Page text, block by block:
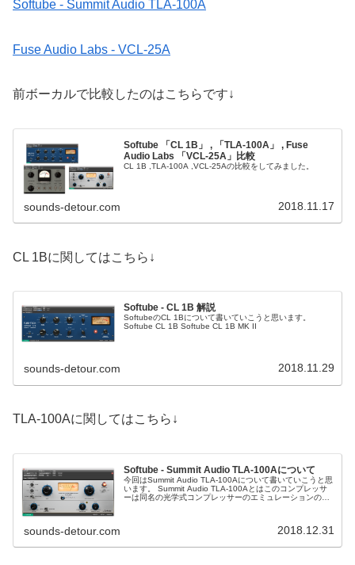
Softube - Summit Audio TLA-100A
Fuse Audio Labs - VCL-25A
前ボーカルで比較したのはこちらです↓
Softube 「CL 1B」 , 「TLA-100A」 , Fuse
Audio Labs 「VCL-25A」比較
CL 1B ,TLA-100A ,VCL-25Aの比較をしてみました。
sounds-detour.com 2018.11.17
CL 1Bに関してはこちら↓
Softube - CL 1B 解説
SoftubeのCL 1Bについて書いていこうと思います。
Softube CL 1B Softube CL 1B MK II
sounds-detour.com 2018.11.29
TLA-100Aに関してはこちら↓
Softube - Summit Audio TLA-100Aについて
今回はSummit Audio TLA-100Aについて書いていこうと思
います。 Summit Audio TLA-100Aとはこのコンプレッサ
ーは同名の光学式コンプレッサーのエミュレーションのよ
sounds-detour.com 2018.12.31